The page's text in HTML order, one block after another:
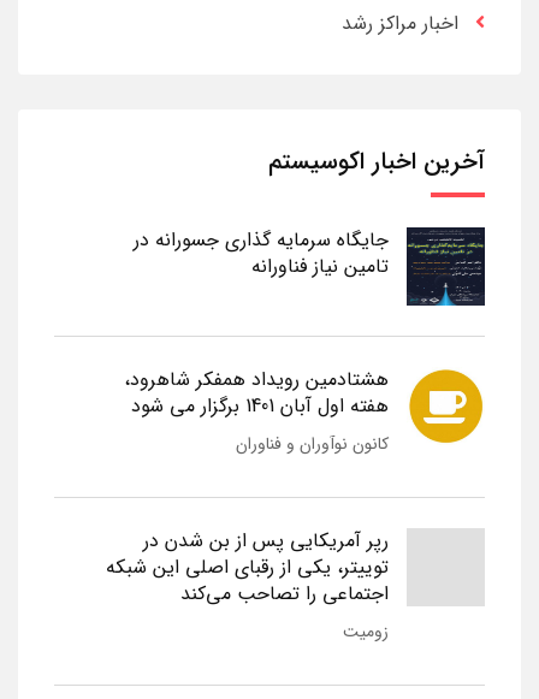
اخبار مراکز رشد
آخرین اخبار اکوسیستم
جایگاه سرمایه گذاری جسورانه در
تامین نیاز فناورانه
هشتادمین رویداد همفکر شاهرود،
هفته اول آبان 1401 برگزار می شود
کانون نوآوران و فناوران
رپر آمریکایی پس از بن شدن در
توییتر، یکی از رقبای اصلی این شبکه
اجتماعی را تصاحب می‌کند
زومیت